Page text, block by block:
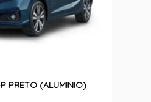
PRETO (ALUMINIO)